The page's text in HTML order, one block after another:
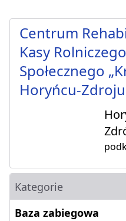
Centrum
Kasy
Społecznego
Horyńcu-Zdroju
Kategorie
Baza zabiegowa